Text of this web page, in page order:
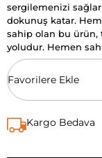
sergilemenizi
dokunuş katar.
sahip olan bu ürün,
yoludur. Hemen
Favorilere Ekle
Kargo Bedava